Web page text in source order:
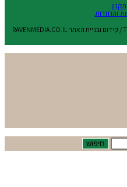
תקנון
והחזרות
חיפוש